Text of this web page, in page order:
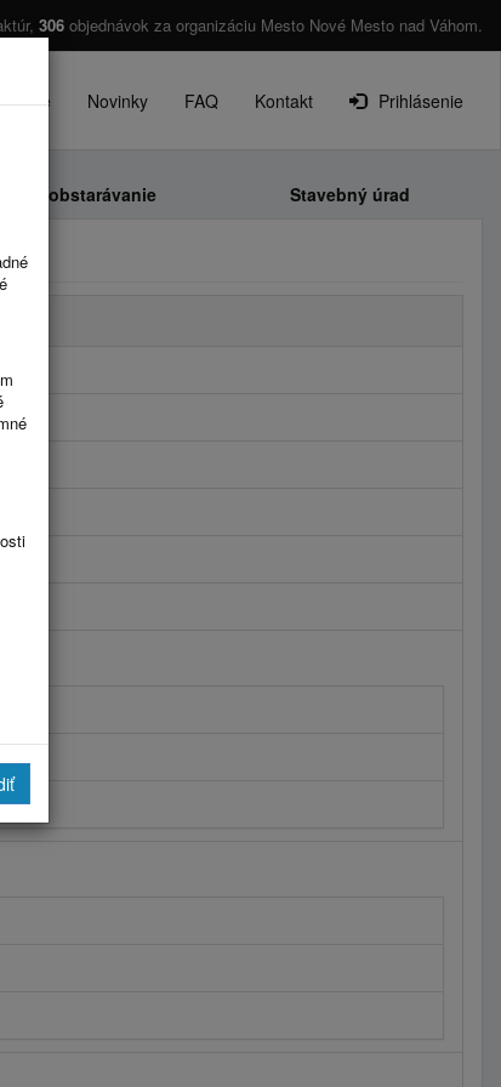
306 objednávok za organizáciu Mesto Nové Mesto nad Váhom.
Novinky FAQ Kontakt Prihlásenie
obstarávanie Stavebný úrad